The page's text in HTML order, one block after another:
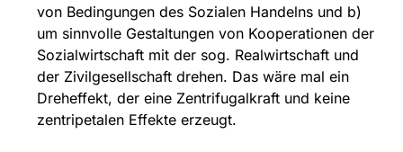
von Bedingungen des Sozialen Handelns und b)
um sinnvolle Gestaltungen von Kooperationen der
Sozialwirtschaft mit der sog. Realwirtschaft und
der Zivilgesellschaft drehen. Das wäre mal ein
Dreheffekt, der eine Zentrifugalkraft und keine
zentripetalen Effekte erzeugt.